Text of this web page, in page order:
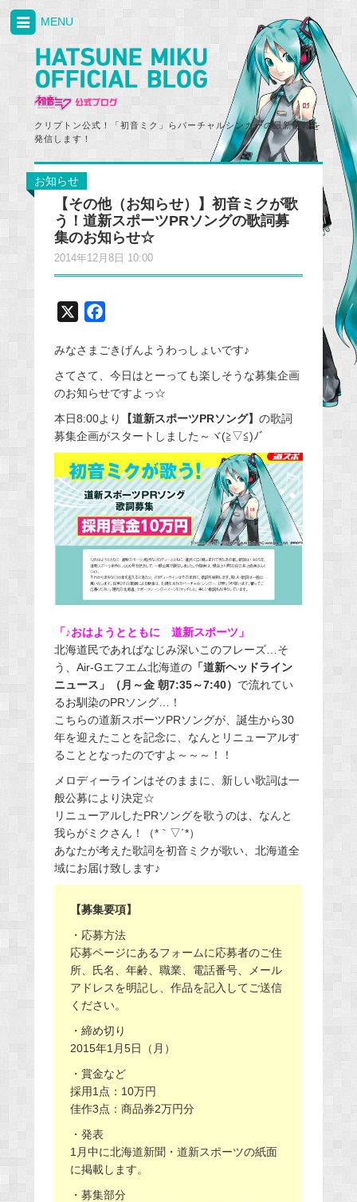
クリプトン公式！「初音ミク」らバーチャルシンガーの最新情報を
発信します！
MENU
お知らせ
【その他（お知らせ）】初音ミクが歌
う！道新スポーツPRソングの歌詞募
集のお知らせ☆
2014年12月8日 10:00
c
e
b
o
o
k
みなさまごきげんようわっしょいです♪
さてさて、今日はとーっても楽しそうな募集企画
のお知らせですよっ☆
本日8:00より
【道新スポーツPRソング】 の歌詞
募集企画がスタートしました～ヾ(≧▽≦)ﾉﾞ
「♪おはようとともに 道新スポーツ」
北海道民であればなじみ深いこのフレーズ…そ
う、Air-Gエフエム北海道の「道新ヘッドライン
ニュース」（月～金 朝7:35～7:40） で流れてい
るお馴染のPRソング…！
こちらの道新スポーツPRソングが、誕生から30
年を迎えたことを記念に、なんとリニューアルす
ることとなったのですよ～～～！！
メロディーラインはそのままに、新しい歌詞は一
般公募により決定☆
リニューアルしたPRソングを歌うのは、なんと
我らがミクさん！（*｀▽´*）
あなたが考えた歌詞を初音ミクが歌い、北海道全
域にお届け致します♪
【募集要項】
・応募方法
応募ページにあるフォームに応募者のご住
所、氏名、年齢、職業、電話番号、メール
アドレスを明記し、作品を記入してご送信
ください。
・締め切り
2015年1月5日（月）
・賞金など
採用1点：10万円
佳作3点：商品券2万円分
・発表
1月中に北海道新聞・道新スポーツの紙面
に掲載します。
・募集部分